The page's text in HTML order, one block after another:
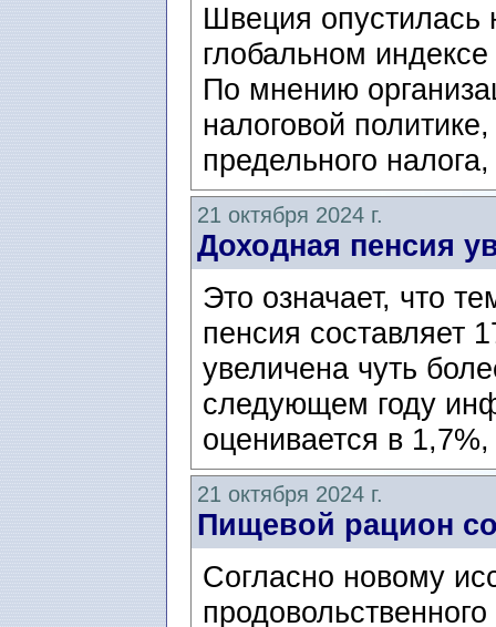
Швеция опустилась
глобальном
По мнению
налоговой
предельного
21 октября 2024 г.
Доходная пенсия
Это означает, что
пенсия составляет
увеличена чуть
следующем году
оценивается в
21 октября 2024 г.
Пищевой рацион
Согласно новому